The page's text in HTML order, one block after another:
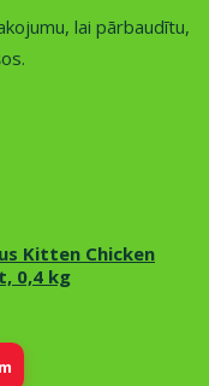
lai pārbaudītu,
Kitten Chicken
0,4 kg